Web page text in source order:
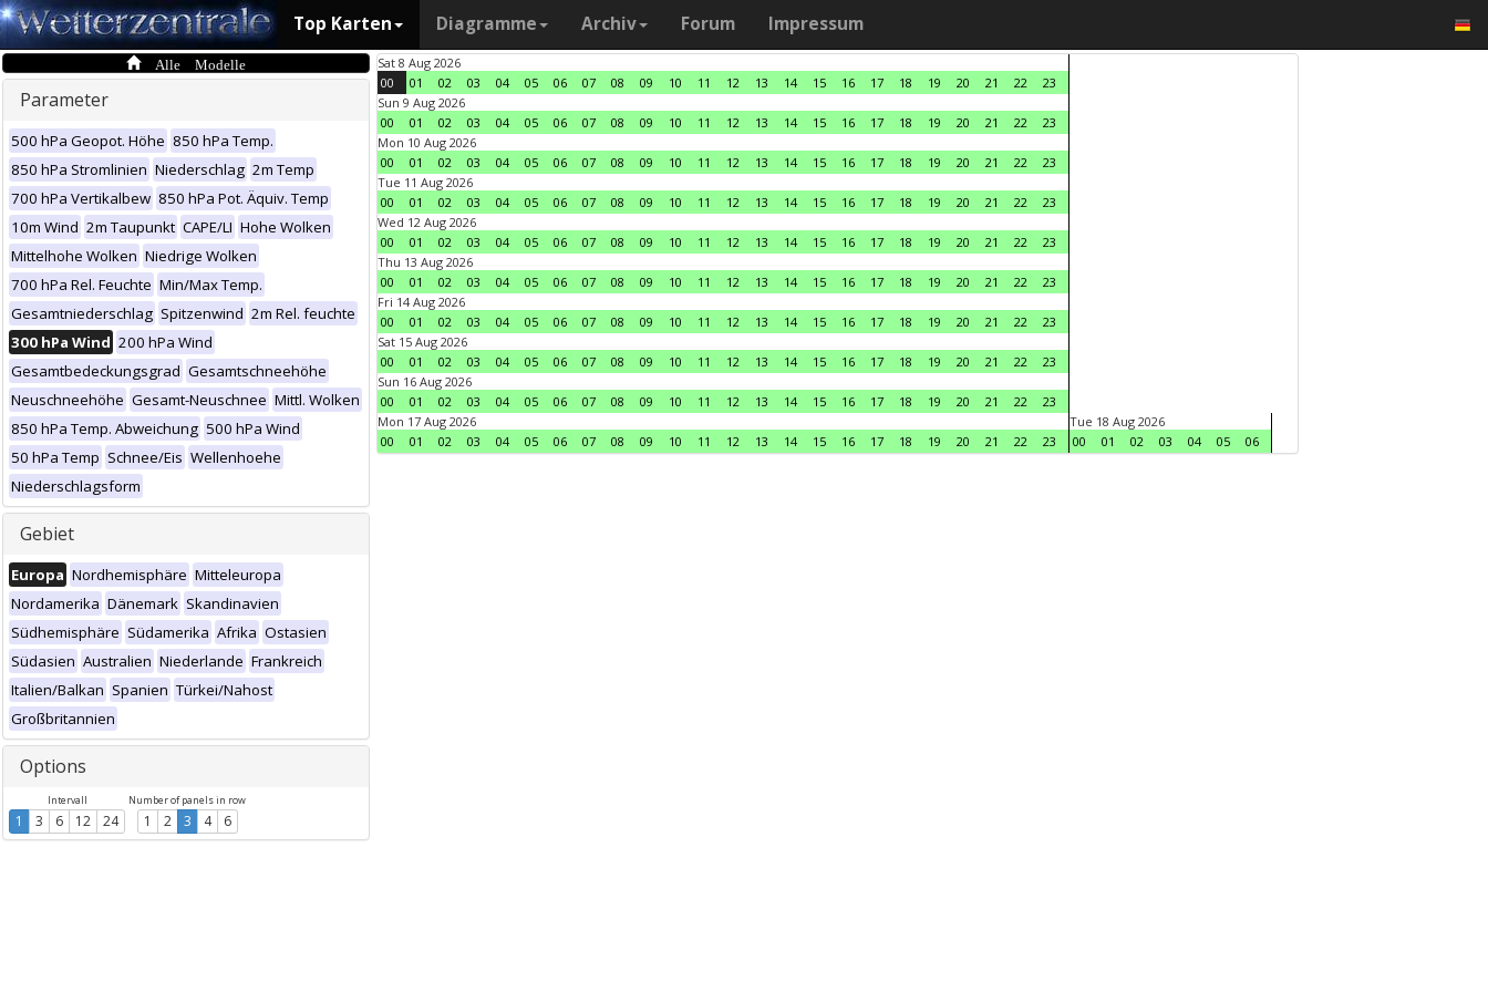
Top Karten Diagramme Archiv Forum Impressum
Alle Modelle
Parameter
500 hPa Geopot. Höhe 850 hPa Temp.
850 hPa Stromlinien Niederschlag 2m Temp
700 hPa Vertikalbew 850 hPa Pot. Äquiv. Temp
10m Wind 2m Taupunkt CAPE/LI Hohe Wolken
Mittelhohe Wolken Niedrige Wolken
700 hPa Rel. Feuchte Min/Max Temp.
Gesamtniederschlag Spitzenwind 2m Rel. feuchte
300 hPa Wind 200 hPa Wind
Gesamtbedeckungsgrad Gesamtschneehöhe
Neuschneehöhe Gesamt-Neuschnee Mittl. Wolken
850 hPa Temp. Abweichung 500 hPa Wind
50 hPa Temp Schnee/Eis Wellenhoehe
Niederschlagsform
Gebiet
Europa Nordhemisphäre Mitteleuropa
Nordamerika Dänemark Skandinavien
Südhemisphäre Südamerika Afrika Ostasien
Südasien Australien Niederlande Frankreich
Italien/Balkan Spanien Türkei/Nahost
Großbritannien
Options
Intervall
1 3 6 12 24
Number of panels in row
1 2 3 4 6
Sat 8 Aug 2026
00
01 02 03 04 05 06 07 08 09 10 11 12 13 14 15 16 17 18 19 20 21 22
23
Sun 9 Aug 2026
00
01 02 03 04 05 06 07 08 09 10 11 12 13 14 15 16 17 18 19 20 21 22
23
Mon 10 Aug 2026
00
01 02 03 04 05 06 07 08 09 10 11 12 13 14 15 16 17 18 19 20 21 22
23
Tue 11 Aug 2026
00
01 02 03 04 05 06 07 08 09 10 11 12 13 14 15 16 17 18 19 20 21 22
23
Wed 12 Aug 2026
00
01 02 03 04 05 06 07 08 09 10 11 12 13 14 15 16 17 18 19 20 21 22
23
Thu 13 Aug 2026
00
01 02 03 04 05 06 07 08 09 10 11 12 13 14 15 16 17 18 19 20 21 22
23
Fri 14 Aug 2026
00
01 02 03 04 05 06 07 08 09 10 11 12 13 14 15 16 17 18 19 20 21 22
23
Sat 15 Aug 2026
00
01 02 03 04 05 06 07 08 09 10 11 12 13 14 15 16 17 18 19 20 21 22
23
Sun 16 Aug 2026
00
01 02 03 04 05 06 07 08 09 10 11 12 13 14 15 16 17 18 19 20 21 22
23
Mon 17 Aug 2026
00
01 02 03 04 05 06 07 08 09 10 11 12 13 14 15 16 17 18 19 20 21 22 23
Tue 18 Aug 2026
00
01 02 03 04 05 06